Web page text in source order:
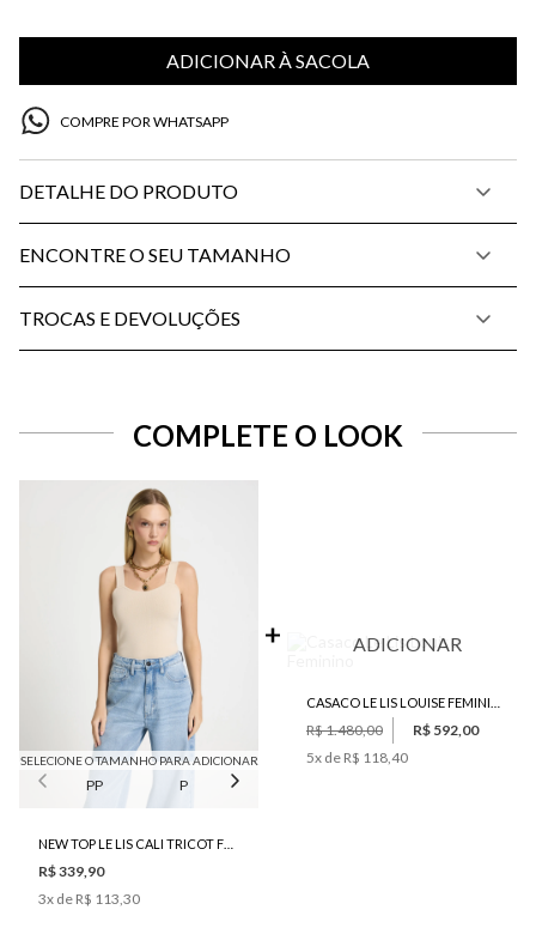
ADICIONAR À SACOLA
COMPRE POR WHATSAPP
DETALHE DO PRODUTO
ENCONTRE O SEU TAMANHO
TROCAS E DEVOLUÇÕES
COMPLETE O LOOK
SELECIONE O TAMANHO PARA ADICIONAR
PP P
R$ 339,90
3x de R$ 113,30
ADICIONAR
R$ 1.480,00
R$ 592,00
5x de R$ 118,40